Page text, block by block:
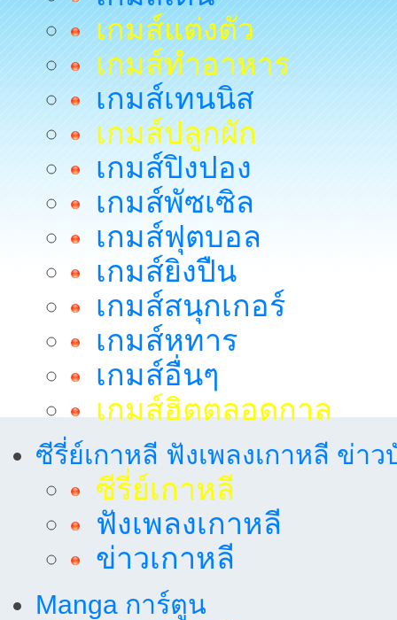
เกมส์แต่งตัว
เกมส์ทำอาหาร
เกมส์เทนนิส
เกมส์ปลูกผัก
เกมส์ปิงปอง
เกมส์พัซเซิล
เกมส์ฟุตบอล
เกมส์ยิงปืน
เกมส์สนุกเกอร์
เกมส์หทาร
เกมส์อื่นๆ
เกมส์ฮิตตลอดกาล
ซีรี่ย์เกาหลี ฟังเพลงเกาหลี ข่าว
ซีรี่ย์เกาหลี
ฟังเพลงเกาหลี
ข่าวเกาหลี
Manga การ์ตูน